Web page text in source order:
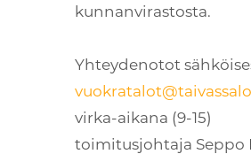
kunnanvirastosta.
Yhteydenotot
virka-aikana (9-15)
toimitusjohtaja Seppo